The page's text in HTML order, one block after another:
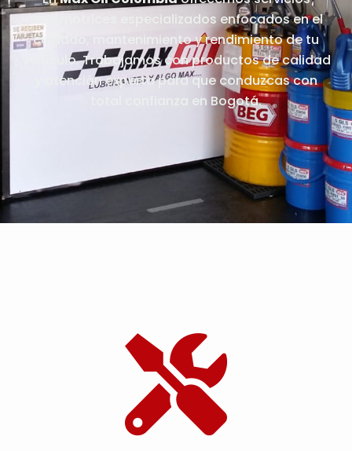
automotrices especializados enfocados en el
cuidado, mantenimiento y rendimiento de tu
vehículo. Trabajamos con productos de calidad
y atención experta para que conduzcas con
total confianza en Bogotá.